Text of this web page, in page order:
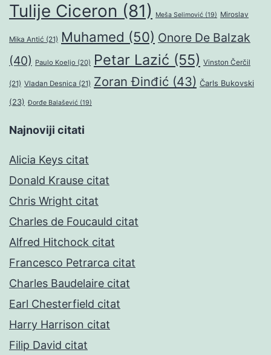
Tulije Ciceron (81) Meša Selimović (19) Miroslav
Mika Antić (21) Muhamed (50) Onore De Balzak
(40) Paulo Koeljo (20) Petar Lazić (55) Vinston Čerčil
(21) Vladan Desnica (21) Zoran Đinđić (43) Čarls Bukovski
(23) Đorđe Balašević (19)
Najnoviji citati
Alicia Keys citat
Donald Krause citat
Chris Wright citat
Charles de Foucauld citat
Alfred Hitchock citat
Francesco Petrarca citat
Charles Baudelaire citat
Earl Chesterfield citat
Harry Harrison citat
Filip David citat